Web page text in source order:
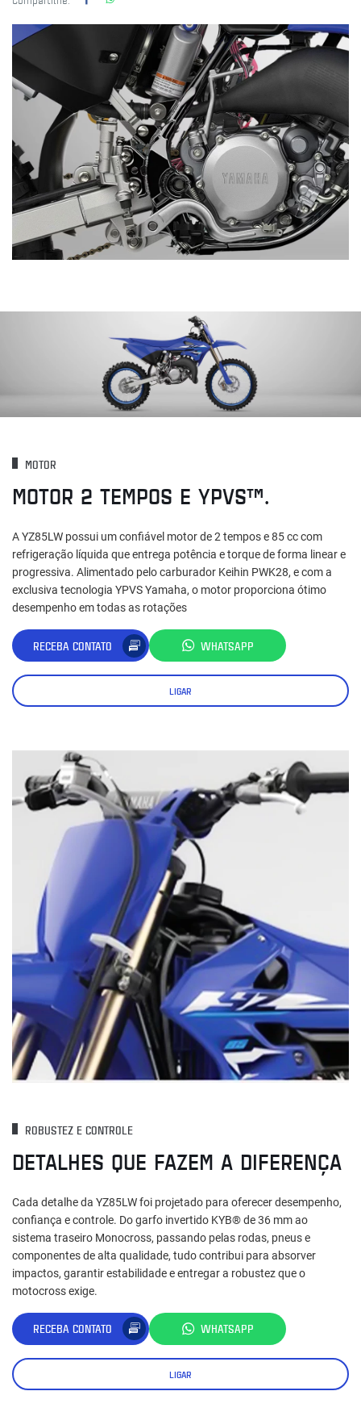
MOTOR
MOTOR 2 TEMPOS E YPVS™.
A YZ85LW possui um confiável motor de 2 tempos e 85 cc com
refrigeração líquida que entrega potência e torque de forma linear e
progressiva. Alimentado pelo carburador Keihin PWK28, e com a
exclusiva tecnologia YPVS Yamaha, o motor proporciona ótimo
desempenho em todas as rotações
RECEBA CONTATO WHATSAPP
LIGAR
ROBUSTEZ E CONTROLE
DETALHES QUE FAZEM A DIFERENÇA
Cada detalhe da YZ85LW foi projetado para oferecer desempenho,
confiança e controle. Do garfo invertido KYB® de 36 mm ao
sistema traseiro Monocross, passando pelas rodas, pneus e
componentes de alta qualidade, tudo contribui para absorver
impactos, garantir estabilidade e entregar a robustez que o
motocross exige.
RECEBA CONTATO WHATSAPP
LIGAR